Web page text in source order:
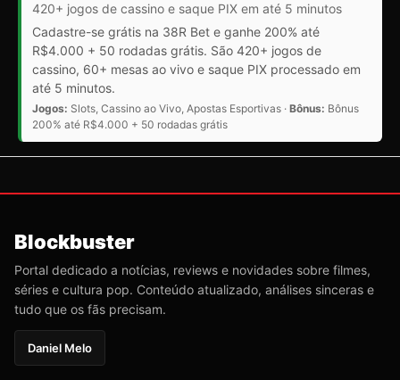
420+ jogos de cassino e saque PIX em até 5 minutos
Cadastre-se grátis na 38R Bet e ganhe 200% até
R$4.000 + 50 rodadas grátis. São 420+ jogos de
cassino, 60+ mesas ao vivo e saque PIX processado em
até 5 minutos.
Jogos: Slots, Cassino ao Vivo, Apostas Esportivas · Bônus: Bônus
200% até R$4.000 + 50 rodadas grátis
Blockbuster
Portal dedicado a notícias, reviews e novidades sobre filmes,
séries e cultura pop. Conteúdo atualizado, análises sinceras e
tudo que os fãs precisam.
Daniel Melo